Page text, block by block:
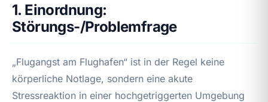
1. Einordnung:
Störungs-/Problemfrage
„Flugangst am Flughafen“ ist in der Regel keine
körperliche Notlage, sondern eine akute
Stressreaktion in einer hochgetriggerten Umgebung